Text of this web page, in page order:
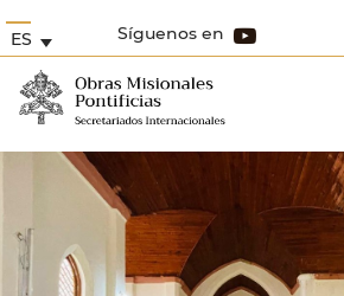
Síguenos en
ES